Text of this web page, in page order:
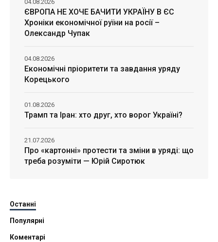
ЄВРОПА НЕ ХОЧЕ БАЧИТИ УКРАЇНУ В ЄС
Хроніки економічної руїни на росії –
Олександр Чупак
04.08.2026
Економічні пріоритети та завдання уряду
Корецького
04.08.2026
Трамп та Іран: хто друг, хто ворог Україні?
01.08.2026
Про «картонні» протести та зміни в уряді: що
треба розуміти — Юрій Сиротюк
21.07.2026
Останні
Популярні
Коментарі